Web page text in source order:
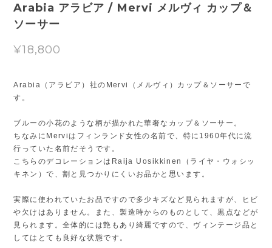
Arabia アラビア / Mervi メルヴィ カップ＆
ソーサー
¥18,800
Arabia（アラビア）社のMervi（メルヴィ）カップ＆ソーサーで
す。
ブルーの小花のような柄が描かれた華奢なカップ＆ソーサー。
ちなみにMerviはフィンランド女性の名前で、特に1960年代に流
行っていた名前だそうです。
こちらのデコレーションはRaija Uosikkinen（ライヤ・ウォシッ
キネン）で、割と見つかりにくいお品かと思います。
実際に使われていたお品ですので多少キズなど見られますが、ヒビ
や欠けはありません。また、製造時からのものとして、黒点などが
見られます。全体的には艶もあり綺麗ですので、ヴィンテージ品と
してはとても良好な状態です。